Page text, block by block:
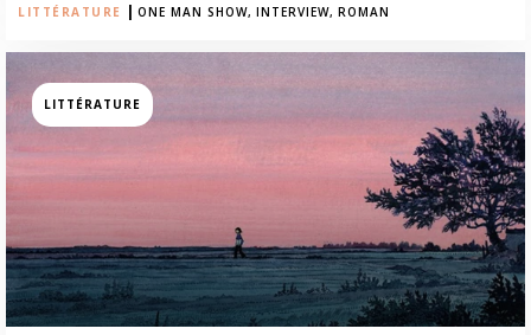
LITTÉRATURE | ONE MAN SHOW, INTERVIEW, ROMAN
LITTÉRATURE